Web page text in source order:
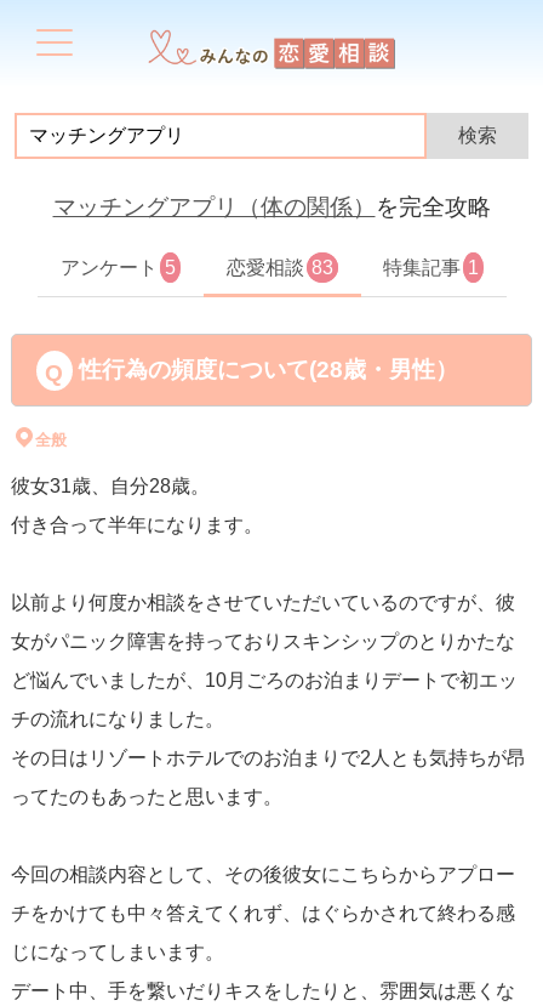
マッチングアプリ（体の関係） を完全攻略
アンケート 5 恋愛相談 83 特集記事 1
性行為の頻度について(28歳・男性）
全般
彼女31歳、自分28歳。
付き合って半年になります。
以前より何度か相談をさせていただいているのですが、彼
女がパニック障害を持っておりスキンシップのとりかたな
ど悩んでいましたが、10月ごろのお泊まりデートで初エッ
チの流れになりました。
その日はリゾートホテルでのお泊まりで2人とも気持ちが昂
ってたのもあったと思います。
今回の相談内容として、その後彼女にこちらからアプロー
チをかけても中々答えてくれず、はぐらかされて終わる感
じになってしまいます。
デート中、手を繋いだりキスをしたりと、雰囲気は悪くな